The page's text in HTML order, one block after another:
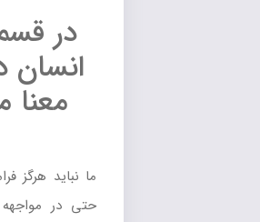
در
انسان
معنا
ما نباید هرگز
حتی در مواجهه با